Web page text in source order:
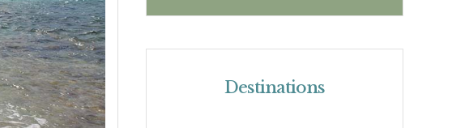
Destinations